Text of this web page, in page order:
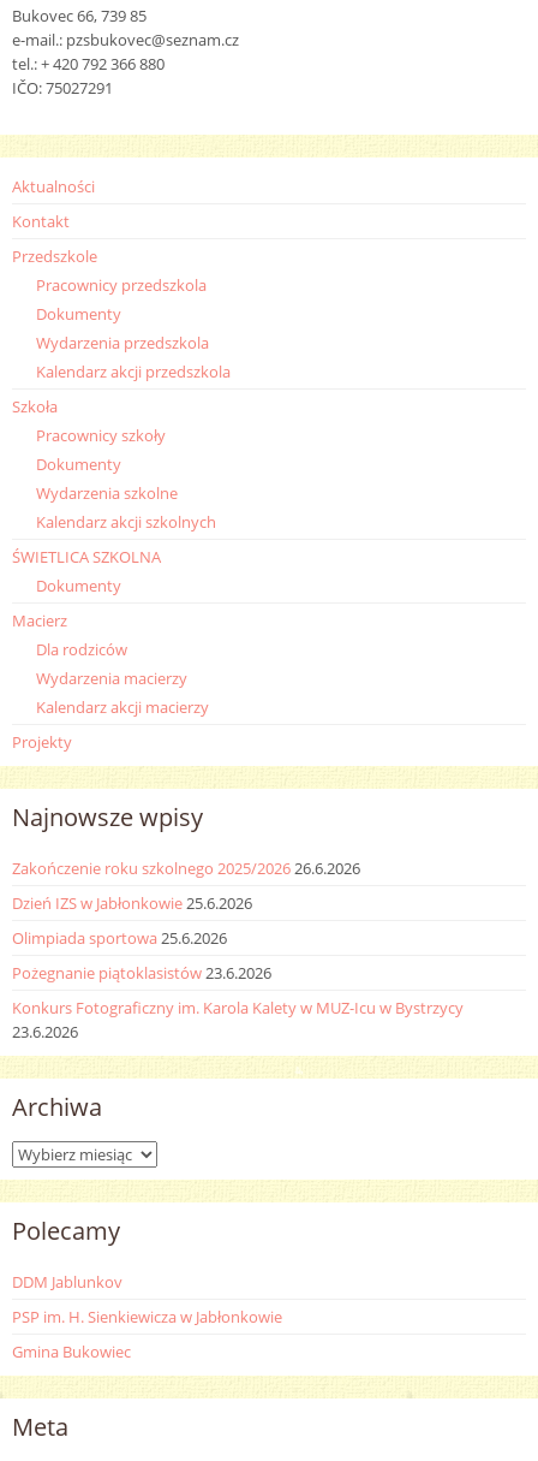
Bukovec 66, 739 85
e-mail.: pzsbukovec@seznam.cz
tel.: + 420 792 366 880
IČO: 75027291
Aktualności
Kontakt
Przedszkole
Pracownicy przedszkola
Dokumenty
Wydarzenia przedszkola
Kalendarz akcji przedszkola
Szkoła
Pracownicy szkoły
Dokumenty
Wydarzenia szkolne
Kalendarz akcji szkolnych
ŚWIETLICA SZKOLNA
Dokumenty
Macierz
Dla rodziców
Wydarzenia macierzy
Kalendarz akcji macierzy
Projekty
Najnowsze wpisy
Zakończenie roku szkolnego 2025/202626.6.2026
Dzień IZS w Jabłonkowie25.6.2026
Olimpiada sportowa 25.6.2026
Pożegnanie piątoklasistów23.6.2026
Konkurs Fotograficzny im. Karola Kalety w MUZ-Icu w Bystrzycy
23.6.2026
Archiwa
Archiwa
Polecamy
DDM Jablunkov
PSP im. H. Sienkiewicza w Jabłonkowie
Gmina Bukowiec
Meta